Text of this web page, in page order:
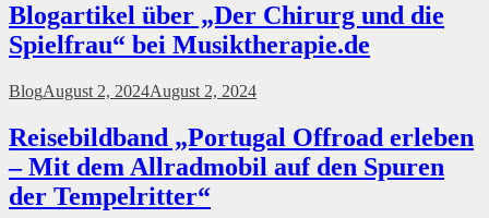
Blogartikel über „Der Chirurg und die
Spielfrau“ bei Musiktherapie.de
BlogAugust 2, 2024August 2, 2024
Reisebildband „Portugal Offroad erleben
– Mit dem Allradmobil auf den Spuren
der Tempelritter“